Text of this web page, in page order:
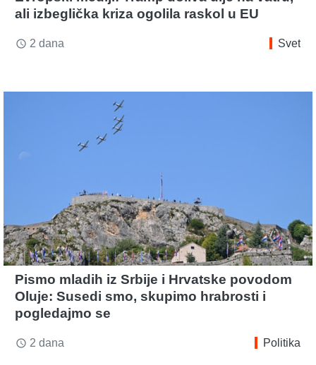
ali izbeglička kriza ogolila raskol u EU
access_time 2 dana Svet
Pismo mladih iz Srbije i Hrvatske povodom
Oluje: Susedi smo, skupimo hrabrosti i
pogledajmo se
access_time 2 dana Politika